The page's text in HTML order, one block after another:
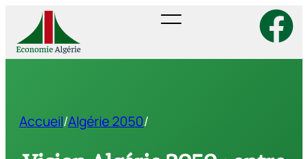
Accueil/Algérie 2050/